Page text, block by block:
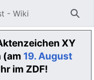
- Wiki
XY
(am 19. August
im ZDF!